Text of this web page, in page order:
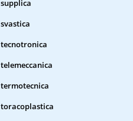
supplica
svastica
tecnotronica
telemeccanica
termotecnica
toracoplastica